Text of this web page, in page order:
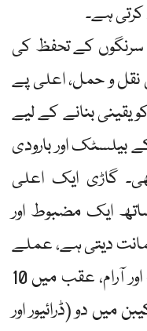
ہے۔
سرنگوں کے تحفظ کی
و حمل، اعلی پے
یقینی بنانے کے لیے
حل ہے حتیٰ کہ لیول 4 کے بیلسٹک اور بارودی
گاڑی ایک اعلی
ساتھ ایک مضبوط اور
دیتی ہے، عملے
کے لیے غیر متوقع نقل و حرکت اور آرام، عقب میں 10
میں دو (ڈرائیور اور